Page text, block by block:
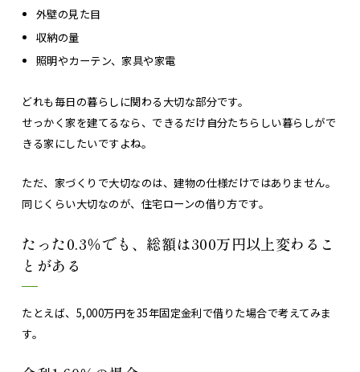
外壁の見た目
収納の量
照明やカーテン、家具や家電
どれも毎日の暮らしに関わる大切な部分です。
せっかく家を建てるなら、できるだけ自分たちらしい暮らしがで
きる家にしたいですよね。
ただ、家づくりで大切なのは、建物の仕様だけではありません。
同じくらい大切なのが、住宅ローンの借り方です。
たった0.3％でも、総額は300万円以上変わるこ
とがある
たとえば、5,000万円を35年固定金利で借りた場合で考えてみま
す。